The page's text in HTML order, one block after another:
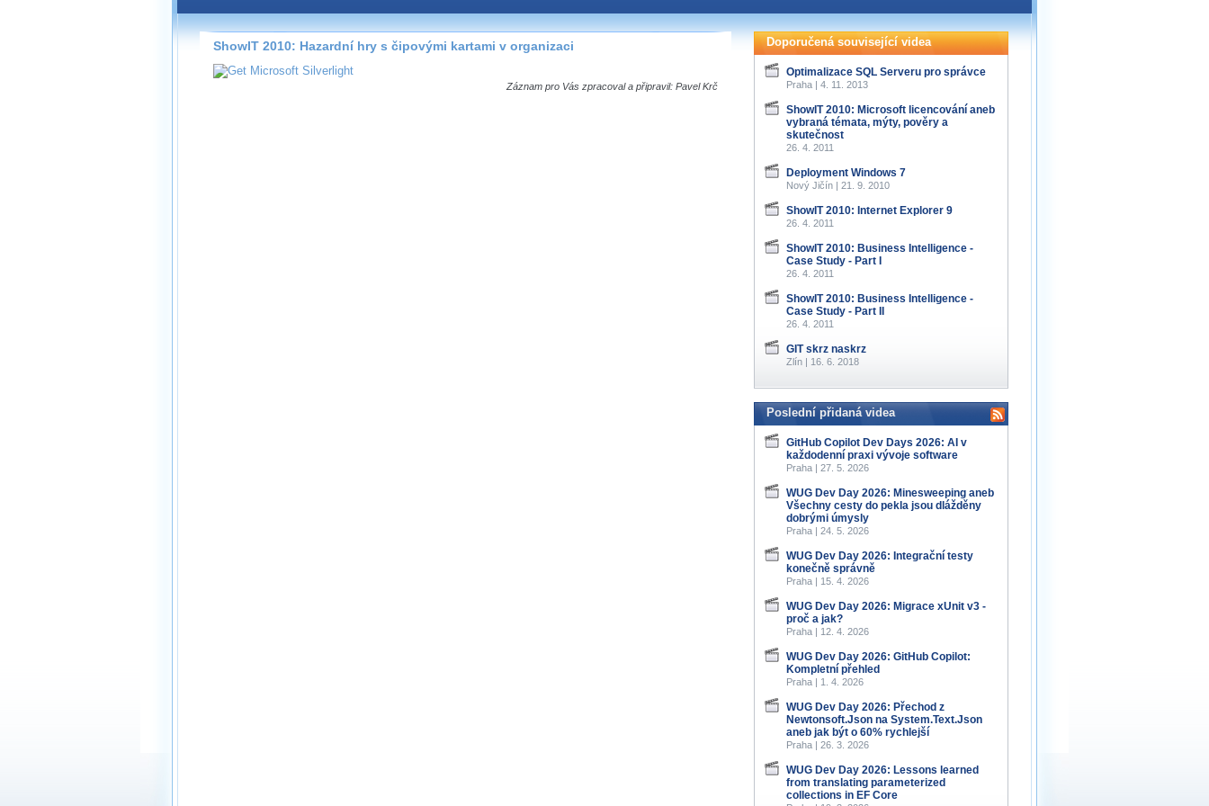
Záznamy na našem webu můžete pohodlně sledovat
přímo na stránce s využitím našehoHTML 5nebo
Silverlightpřehrávače.
Stránka se sama rozhodne, na základě toho, jaké
technologie podporuje Váš prohlížeč, který přehrávač
ShowIT 2010: Hazardní hry s čipovými kartami v organizaci
Záznam pro Vás zpracoval a připravil: Pavel Krč
Doporučená související videa
Optimalizace SQL Serveru pro správce
Praha | 4. 11. 2013
ShowIT 2010: Microsoft licencování aneb
vybraná témata, mýty, pověry a
skutečnost
26. 4. 2011
Deployment Windows 7
Nový Jičín | 21. 9. 2010
ShowIT 2010: Internet Explorer 9
26. 4. 2011
ShowIT 2010: Business Intelligence -
Case Study - Part I
26. 4. 2011
ShowIT 2010: Business Intelligence -
Case Study - Part II
26. 4. 2011
GIT skrz naskrz
Zlín | 16. 6. 2018
Poslední přidaná videa
GitHub Copilot Dev Days 2026: AI v
každodenní praxi vývoje software
Praha | 27. 5. 2026
WUG Dev Day 2026: Minesweeping aneb
Všechny cesty do pekla jsou dlážděny
dobrými úmysly
Praha | 24. 5. 2026
WUG Dev Day 2026: Integrační testy
konečně správně
Praha | 15. 4. 2026
WUG Dev Day 2026: Migrace xUnit v3 -
proč a jak?
Praha | 12. 4. 2026
WUG Dev Day 2026: GitHub Copilot:
Kompletní přehled
Praha | 1. 4. 2026
WUG Dev Day 2026: Přechod z
Newtonsoft.Json na System.Text.Json
aneb jak být o 60% rychlejší
Praha | 26. 3. 2026
WUG Dev Day 2026: Lessons learned
from translating parameterized
collections in EF Core